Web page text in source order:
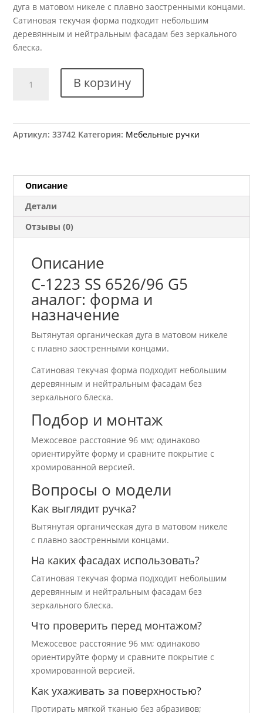
дуга в матовом никеле с плавно заостренными концами.
Сатиновая текучая форма подходит небольшим
деревянным и нейтральным фасадам без зеркального
блеска.
товара
1223
аналог
В корзину
Артикул:33742 Категория: Мебельные ручки
Описание
Детали
Отзывы (0)
Описание
C-1223 SS 6526/96 G5
аналог: форма и
назначение
Вытянутая органическая дуга в матовом никеле
с плавно заостренными концами.
Сатиновая текучая форма подходит небольшим
деревянным и нейтральным фасадам без
зеркального блеска.
Подбор и монтаж
Межосевое расстояние 96 мм; одинаково
ориентируйте форму и сравните покрытие с
хромированной версией.
Вопросы о модели
Как выглядит ручка?
Вытянутая органическая дуга в матовом никеле
с плавно заостренными концами.
На каких фасадах использовать?
Сатиновая текучая форма подходит небольшим
деревянным и нейтральным фасадам без
зеркального блеска.
Что проверить перед монтажом?
Межосевое расстояние 96 мм; одинаково
ориентируйте форму и сравните покрытие с
хромированной версией.
Как ухаживать за поверхностью?
Протирать мягкой тканью без абразивов;